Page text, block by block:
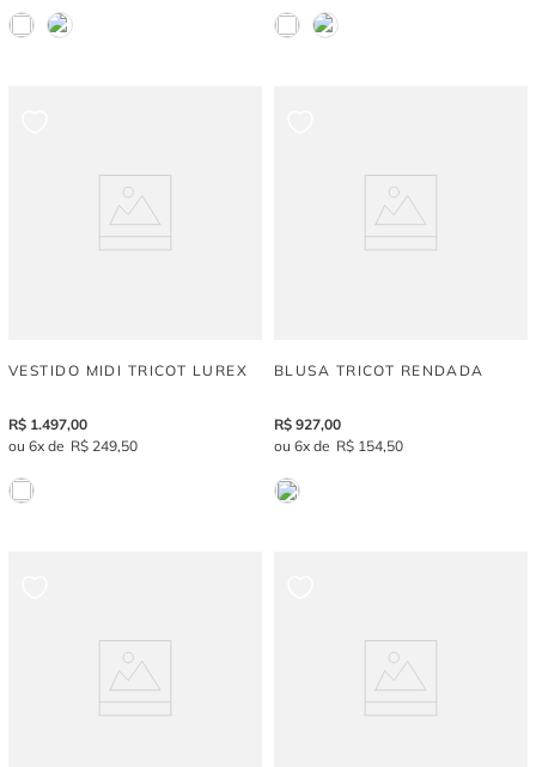
VESTIDO MIDI TRICOT LUREX
R$ 1.497,00
6
R$ 249,50
BLUSA TRICOT RENDADA
R$ 927,00
6
R$ 154,50